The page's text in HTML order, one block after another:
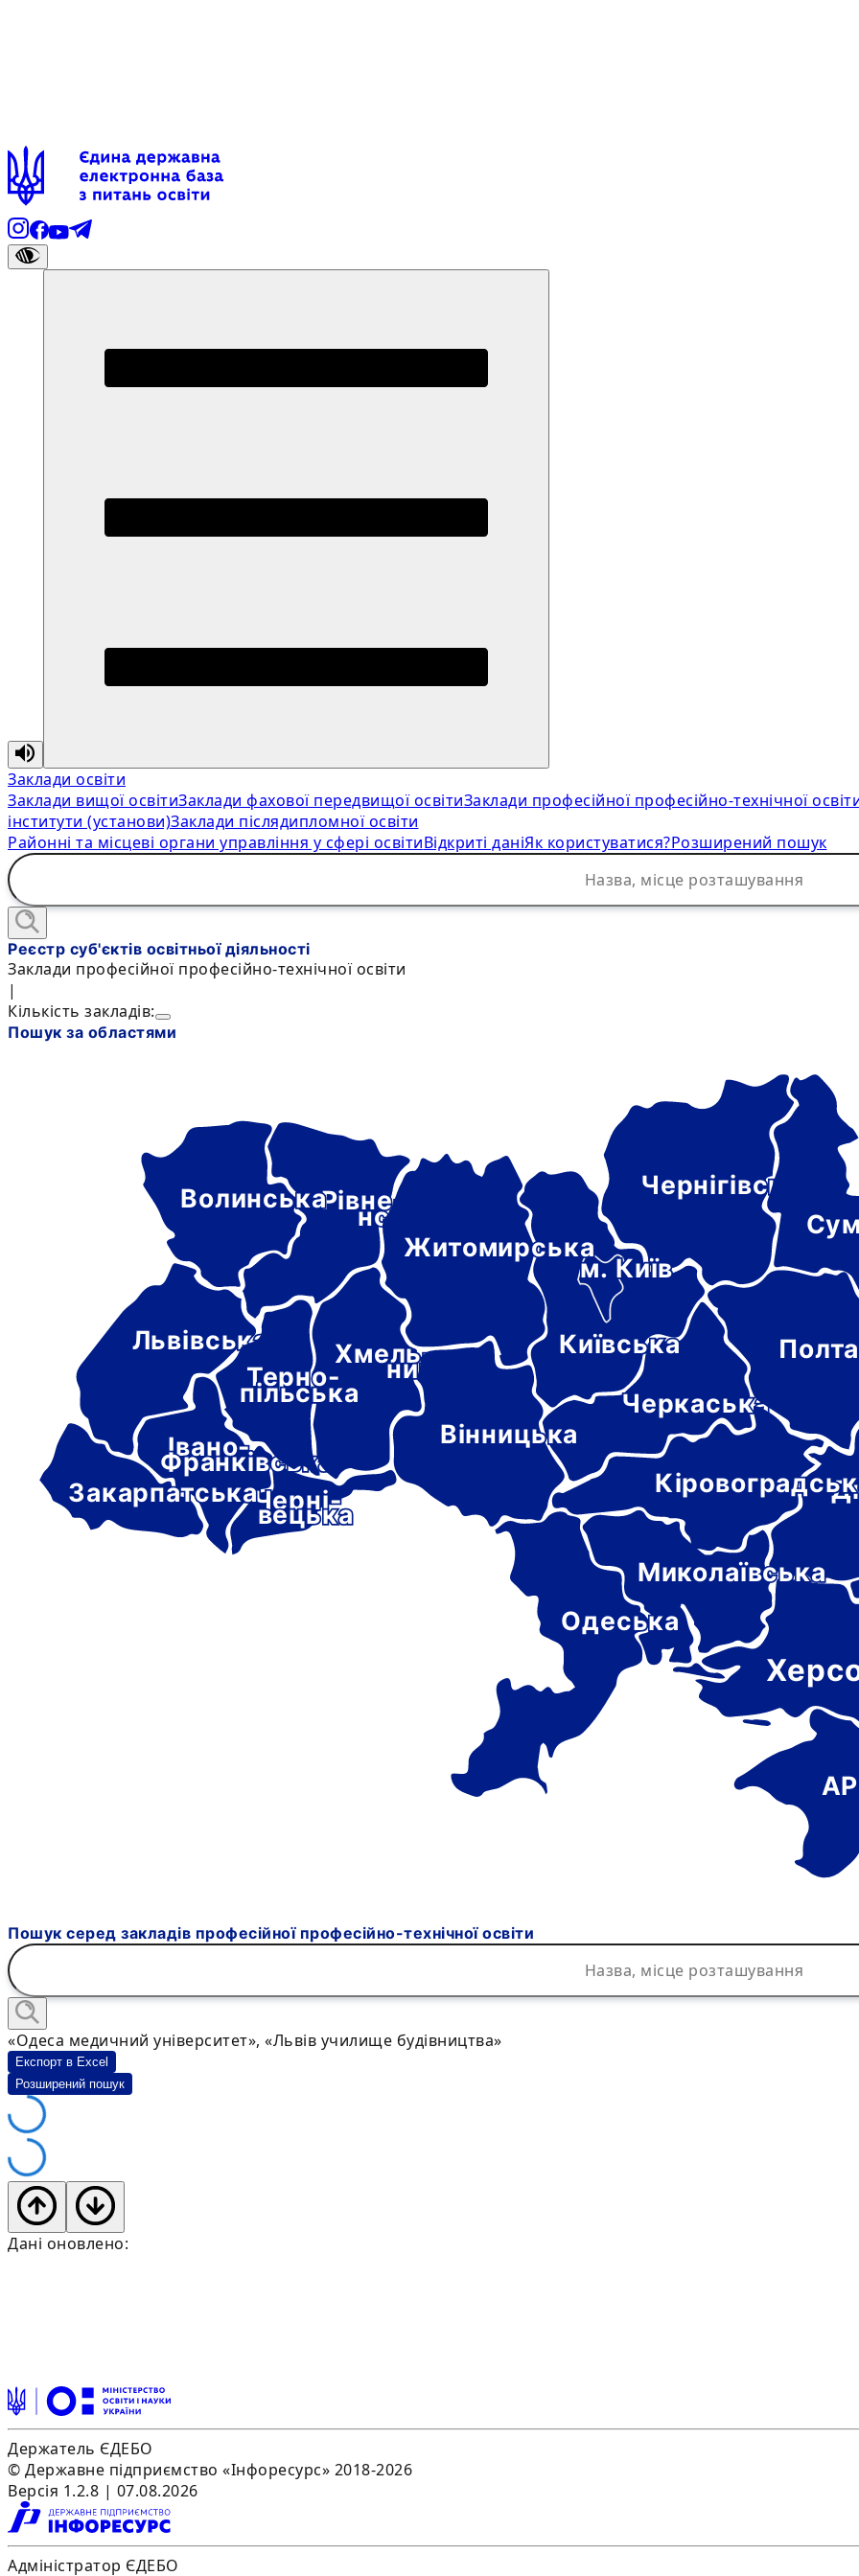
Заклади освіти
Заклади вищої освітиЗаклади фахової передвищої освітиЗаклади професійної професійно-технічної
інститути (установи)Заклади післядипломної освіти
Районні та місцеві органи управління у сфері освітиВідкриті даніЯк користуватися?Розширений пошук
Реєстр суб'єктів освітньої діяльності
Заклади професійної професійно-технічної освіти
|
Кількість закладів:
Пошук за областями
Черкаська
Чернігівська
Черні-
вецька
Івано-
Франківська
Хмель-
ницька
Київська
м. Київ
Львівська
Миколаївська
Одеська
Рівне-
нська
Терно-
пільська
Вінницька
Волинська
Закарпатська
Житомирська
Пошук серед закладів професійної професійно-технічної освіти
«Одеса медичний університет», «Львів училище будівництва»
Експорт в Excel
Розширений пошук
Дані оновлено:
Держатель ЄДЕБО
© Державне підприємство «Інфоресурс» 2018-2026
Версія 1.2.8 | 07.08.2026
Адміністратор ЄДЕБО